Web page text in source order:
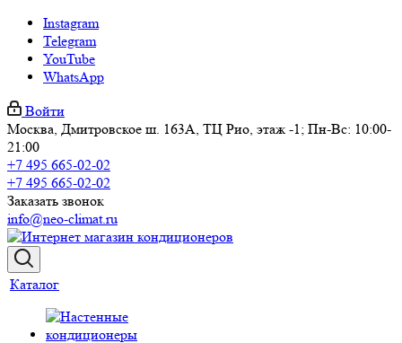
Instagram
Telegram
YouTube
WhatsApp
Войти
Москва, Дмитровское ш. 163А, ТЦ Рио, этаж -1; Пн-Вс: 10:00-
21:00
+7 495 665-02-02
+7 495 665-02-02
Заказать звонок
info@neo-climat.ru
Каталог